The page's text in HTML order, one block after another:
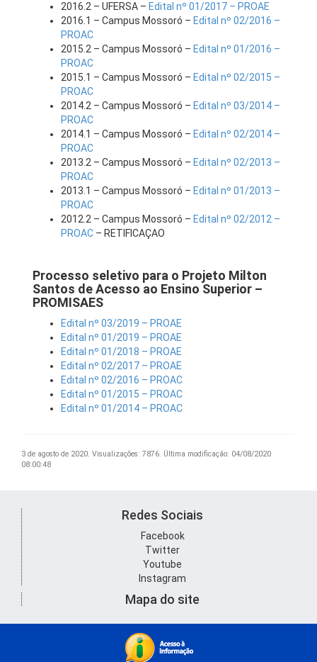
2016.2 – UFERSA – Edital nº 01/2017 – PROAE
2016.1 – Campus Mossoró – Edital nº 02/2016 –
PROAC
2015.2 – Campus Mossoró – Edital nº 01/2016 –
PROAC
2015.1 – Campus Mossoró – Edital nº 02/2015 –
PROAC
2014.2 – Campus Mossoró – Edital nº 03/2014 –
PROAC
2014.1 – Campus Mossoró – Edital nº 02/2014 –
PROAC
2013.2 – Campus Mossoró – Edital nº 02/2013 –
PROAC
2013.1 – Campus Mossoró – Edital nº 01/2013 –
PROAC
2012.2 – Campus Mossoró – Edital nº 02/2012 –
PROAC – RETIFICAÇAO
Processo seletivo para o Projeto Milton
Santos de Acesso ao Ensino Superior –
PROMISAES
Edital nº 03/2019 – PROAE
Edital nº 01/2019 – PROAE
Edital nº 01/2018 – PROAE
Edital nº 02/2017 – PROAE
Edital nº 02/2016 – PROAC
Edital nº 01/2015 – PROAC
Edital nº 01/2014 – PROAC
3 de agosto de 2020. Visualizações: 7876. Última modificação: 04/08/2020
08:00:48
Redes Sociais
Facebook
Twitter
Youtube
Instagram
Mapa do site